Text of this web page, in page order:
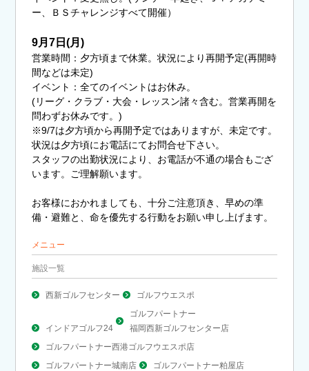
ー、ＢＳチャレンジすべて開催）
9月7日(月)
営業時間：夕方頃まで休業。状況により再開予定(再開時
間などは未定)
イベント：全てのイベントはお休み。
(リーグ・クラブ・大会・レッスン諸々含む。営業再開を
問わずお休みです。)
※9/7は夕方頃から再開予定ではありますが、未定です。
状況は夕方頃にお電話にてお問合せ下さい。
スタッフの出勤状況により、お電話が不通の場合もござ
います。ご理解願います。
お客様におかれましても、十分ご注意頂き、早めの準
備・避難と、命を優先する行動をお願い申し上げます。
メニュー
施設一覧
西新ゴルフセンター ゴルフウエスポ
インドアゴルフ24
ゴルフパートナー
福岡西新ゴルフセンター店
ゴルフパートナー西港ゴルフウエスポ店
ゴルフパートナー城南店
ゴルフパートナー粕屋店